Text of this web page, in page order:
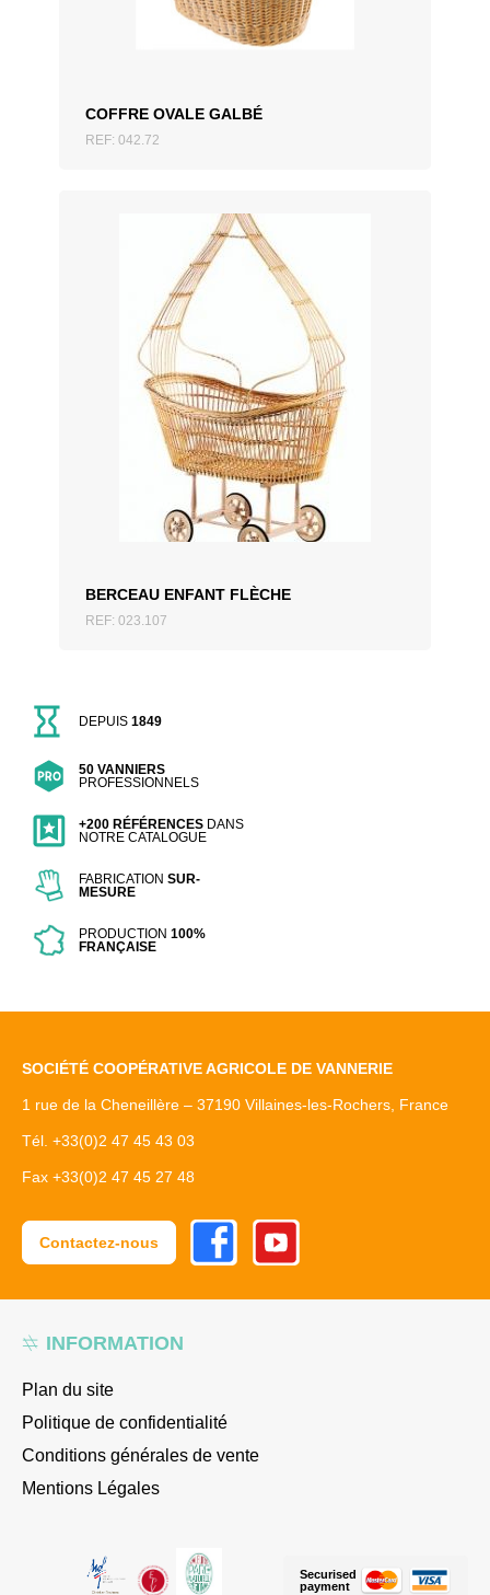
COFFRE OVALE GALBÉ
REF: 042.72
BERCEAU ENFANT FLÈCHE
REF: 023.107
AJOUTER AU DEVIS
DEPUIS1849
50 VANNIERS
PROFESSIONNELS
+200 RÉFÉRENCES DANS
NOTRE CATALOGUE
FABRICATIONSUR-
MESURE
PRODUCTION100%
FRANÇAISE
INFORMATION
Plan du site
Politique de confidentialité
Conditions générales de vente
Mentions Légales
SOCIÉTÉ COOPÉRATIVE AGRICOLE DE VANNERIE
1 rue de la Cheneillère – 37190 Villaines-les-Rochers, France
Tél. +33(0)2 47 45 43 03
Fax +33(0)2 47 45 27 48
Securised
payment
Contactez-nous
FacebookYoutube